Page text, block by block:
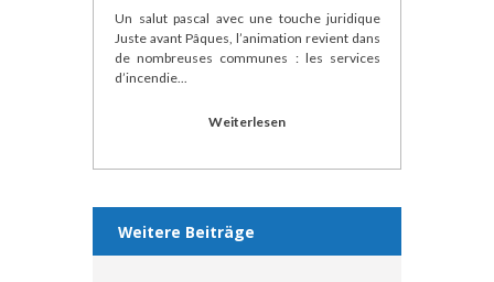
Un salut pascal avec une touche juridique
Juste avant Pâques, l’animation revient dans
de nombreuses communes : les services
d’incendie...
Weiterlesen
Weitere Beiträge